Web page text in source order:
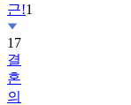
근!1
17
결
혼
의